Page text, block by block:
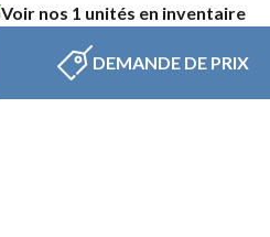
Voir nos 1 unités en inventaire
DEMANDE DE PRIX